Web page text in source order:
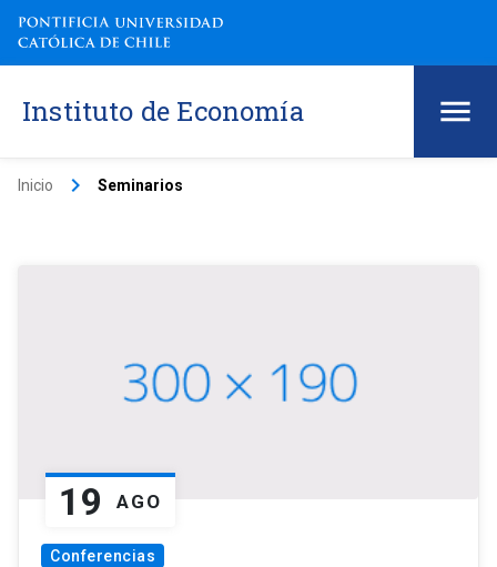
Instituto de Economía
Inicio keyboard_arrow_right Seminarios
19 AGO
Conferencias